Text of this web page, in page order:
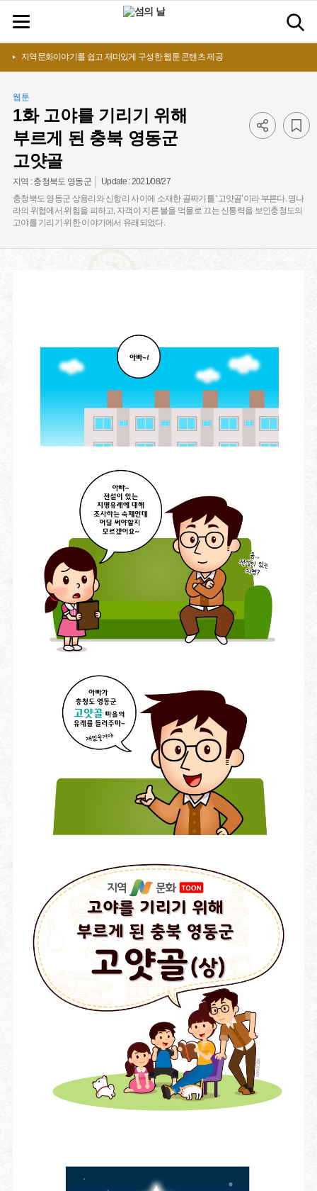
지역문화이야기를 쉽고 재미있게 구성한 웹툰 콘텐츠 제공
웹툰
1화 고야를 기리기 위해
부르게 된 충북 영동군
고얏골
지역 :충청북도 영동군 Update : 2021/08/27
충청북도 영동군 상용리와 신항리 사이에 소재한 골짜기를 ‘고얏골’이라 부른다. 명나
라의 위협에서 위험을 피하고, 자객이 지른 불을 먹물로 끄는 신통력을 보인충청도의
고야를 기리기 위한 이야기에서 유래되었다.